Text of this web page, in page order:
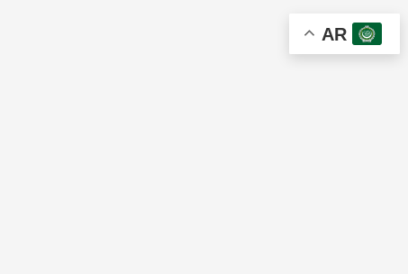
AR